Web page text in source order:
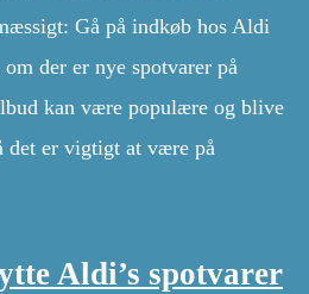
Gå på indkøb hos Aldi
der er nye spotvarer på
kan være populære og blive
det er vigtigt at være på
Aldi’s spotvarer